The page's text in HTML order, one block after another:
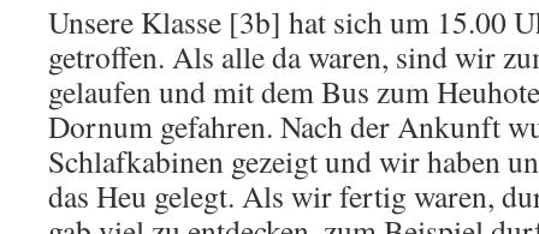
Unsere Klasse [3b] hat sich um 15.00
getroffen. Als alle da waren, sind wir
gelaufen und mit dem Bus zum
Dornum gefahren. Nach der Ankunft
Schlafkabinen gezeigt und wir haben
das Heu gelegt. Als wir fertig waren,